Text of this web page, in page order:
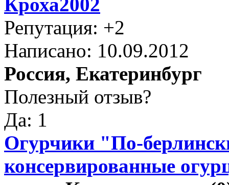
Репутация: +2
Написано: 10.09.2012
Россия, Екатеринбург
Полезный отзыв?
Да: 1
Огурчики "По-
консервированные